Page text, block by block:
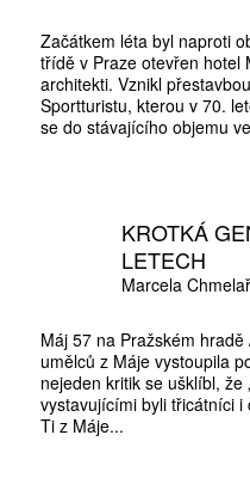
Začátkem léta byl naproti
třídě v Praze otevřen hotel
architekti. Vznikl
Sportturistu, kterou v 70.
se do stávajícího objemu
KROTKÁ
LETECH
Marcela
Máj 57 na Pražském
umělců z Máje vystoupila
nejeden kritik se ušklíbl, že
vystavujícími byli třicátníci
Ti z Máje...